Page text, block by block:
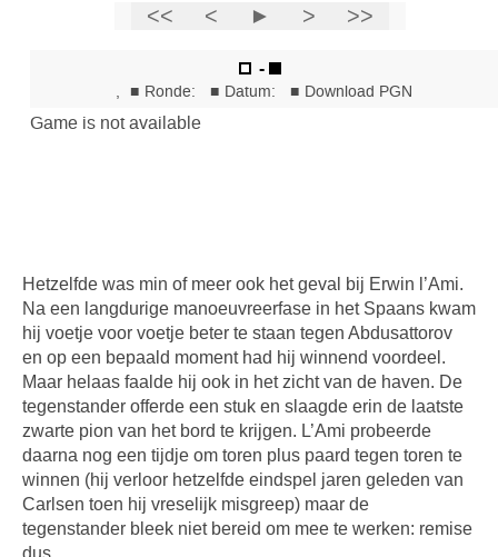
Hetzelfde was min of meer ook het geval bij Erwin l’Ami.
Na een langdurige manoeuvreerfase in het Spaans kwam
hij voetje voor voetje beter te staan tegen Abdusattorov
en op een bepaald moment had hij winnend voordeel.
Maar helaas faalde hij ook in het zicht van de haven. De
tegenstander offerde een stuk en slaagde erin de laatste
zwarte pion van het bord te krijgen. L’Ami probeerde
daarna nog een tijdje om toren plus paard tegen toren te
winnen (hij verloor hetzelfde eindspel jaren geleden van
Carlsen toen hij vreselijk misgreep) maar de
tegenstander bleek niet bereid om mee te werken: remise
dus.